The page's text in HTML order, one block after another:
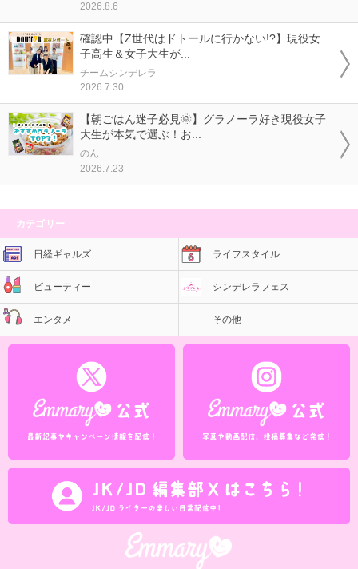
2026.8.6
確認中【Z世代はドトールに行かない!?】現役女
子高生＆女子大生が...
チームシンデレラ
2026.7.30
【朝ごはん迷子必見🌞】グラノーラ好き現役女子
大生が本気で選ぶ！お...
のん
2026.7.23
カテゴリー
日経ギャルズ ライフスタイル
ビューティー シンデレラフェス
エンタメ その他